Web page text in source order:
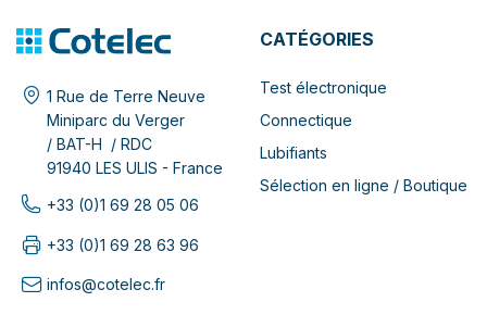
1 Rue de Terre Neuve
Miniparc du Verger
/ BAT-H / RDC
91940 LES ULIS - France
+33 (0)1 69 28 05 06
+33 (0)1 69 28 63 96
infos@cotelec.fr
CATÉGORIES
Test électronique
Connectique
Lubifiants
Sélection en ligne / Boutique